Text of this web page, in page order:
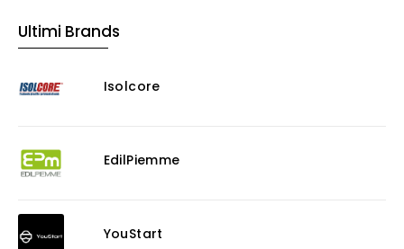
Ultimi Brands
Isolcore
EdilPiemme
YouStart